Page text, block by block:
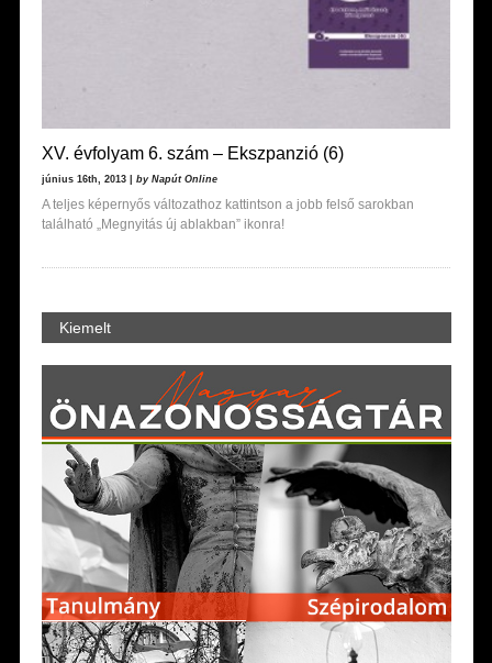
XV. évfolyam 6. szám – Ekszpanzió (6)
június 16th, 2013 | by Napút Online
A teljes képernyős változathoz kattintson a jobb felső sarokban
található „Megnyitás új ablakban” ikonra!
Kiemelt